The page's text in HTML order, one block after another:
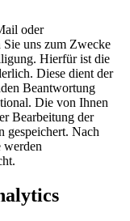
oder
uns zum Zwecke
Hierfür ist die
Diese dient der
Beantwortung
Die von Ihnen
Bearbeitung der
gespeichert. Nach
werden